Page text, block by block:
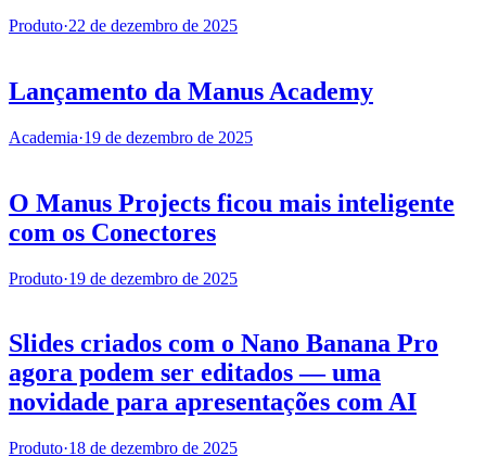
Produto·22 de dezembro de 2025
Lançamento da Manus Academy
Academia·19 de dezembro de 2025
O Manus Projects ficou mais inteligente
com os Conectores
Produto·19 de dezembro de 2025
Slides criados com o Nano Banana Pro
agora podem ser editados — uma
novidade para apresentações com AI
Produto·18 de dezembro de 2025